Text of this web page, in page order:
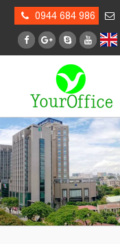
0944 684 986